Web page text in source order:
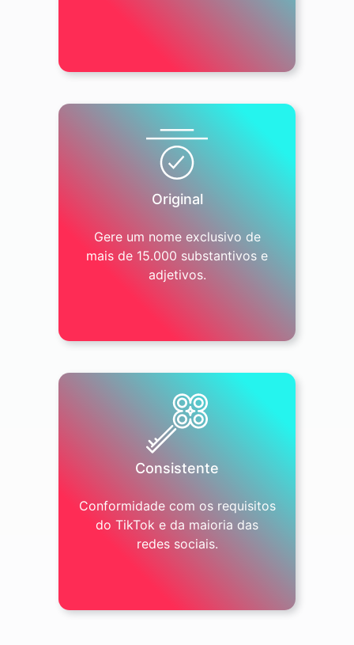
Original
Gere um nome exclusivo de
mais de 15.000 substantivos e
adjetivos.
Consistente
Conformidade com os requisitos
do TikTok e da maioria das
redes sociais.